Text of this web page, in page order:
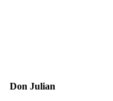
Don Julian